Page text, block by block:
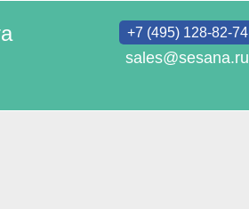
+7 (495) 128-82-74
sales@sesana.ru